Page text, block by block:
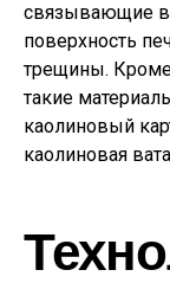
связывающие
поверхность
трещины. Кроме
такие
каолиновый
каолиновая